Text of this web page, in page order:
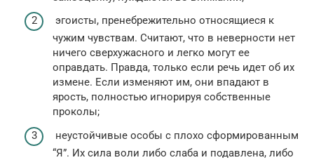
эгоисты, пренебрежительно относящиеся к
чужим чувствам. Считают, что в неверности нет
ничего сверхужасного и легко могут ее
оправдать. Правда, только если речь идет об их
измене. Если изменяют им, они впадают в
ярость, полностью игнорируя собственные
проколы;
неустойчивые особы с плохо сформированным
“Я”. Их сила воли либо слаба и подавлена, либо